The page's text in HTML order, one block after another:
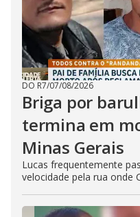
DO R7/07/08/2026
Briga por
termina em
Minas Gerais
Lucas frequentemente
velocidade pela rua onde